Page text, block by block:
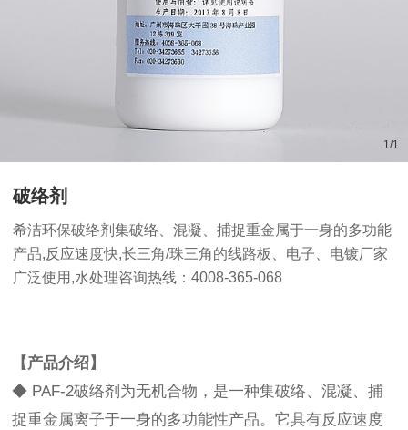
1 /1
破络剂
希洁环保破络剂集破络、混凝、捕捉重金属于一身的多功能
产品,反应速度快,长三角/珠三角的线路板、电子、电镀厂家
广泛使用,水处理咨询热线：4008-365-068
【产品介绍】
◆ PAF-2破络剂为无机合物，是一种集破络、混凝、捕
捉重金属离子于一身的多功能性产品。它具有反应速度